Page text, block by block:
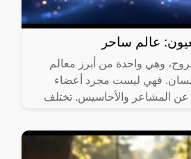
عالم ساحر
وهي واحدة من أبرز معالم
فهي ليست مجرد أعضاء
عن المشاعر والأحاسيس. تختلف